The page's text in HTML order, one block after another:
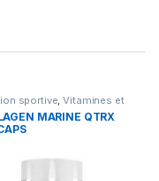
sportive,Vitamines et
MARINE QTRX